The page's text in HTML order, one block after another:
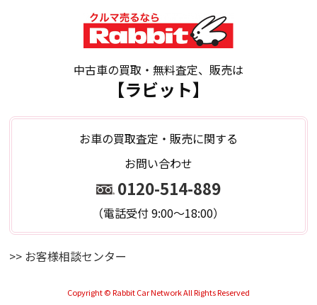
中古車の買取・無料査定、販売は
【ラビット】
お車の買取査定・販売に関する
お問い合わせ
0120-514-889
（電話受付 9:00～18:00）
>> お客様相談センター
Copyright © Rabbit Car Network All Rights Reserved